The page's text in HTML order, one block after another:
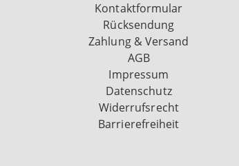
Kontaktformular
Rücksendung
Zahlung & Versand
AGB
Impressum
Datenschutz
Widerrufsrecht
Barrierefreiheit